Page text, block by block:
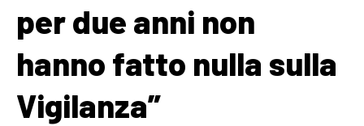
per due anni non
hanno fatto nulla sulla
Vigilanza”